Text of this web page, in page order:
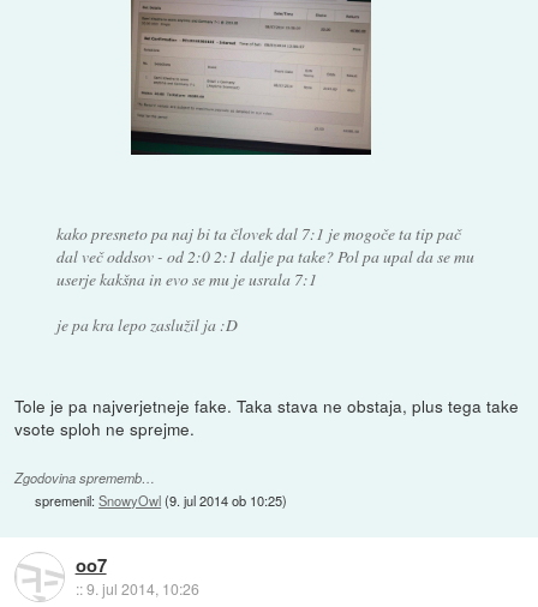
kako presneto pa naj bi ta človek dal 7:1 je mogoče ta tip pač
dal več oddsov - od 2:0 2:1 dalje pa take? Pol pa upal da se mu
userje kakšna in evo se mu je usrala 7:1
je pa kra lepo zaslužil ja :D
Tole je pa najverjetneje fake. Taka stava ne obstaja, plus tega take
vsote sploh ne sprejme.
Zgodovina sprememb…
spremenil:SnowyOwl(9. jul 2014 ob 10:25)
oo7
::9. jul 2014, 10:26